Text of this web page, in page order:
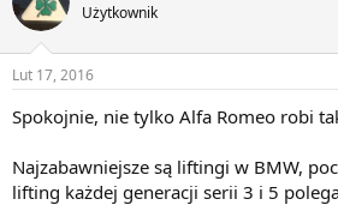
Użytkownik
Lut 17, 2016
Spokojnie, nie tylko Alfa Romeo robi
Najzabawniejsze są liftingi w BMW,
lifting każdej generacji serii 3 i 5